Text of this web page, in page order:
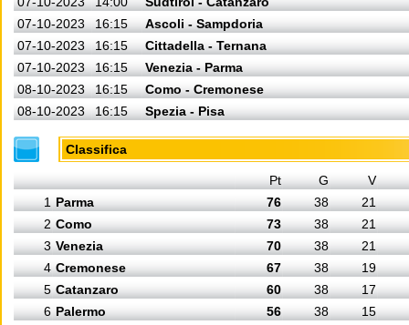
07-10-2023
16:15
Ascoli - Sampdoria
07-10-2023
16:15
Cittadella - Ternana
07-10-2023
16:15
Venezia - Parma
08-10-2023
16:15
Como - Cremonese
08-10-2023
16:15 Spezia - Pisa
Classifica
Pt G
V
1 Parma 76 38
21
2 Como 73 38
21
3 Venezia 70 38
21
4 Cremonese 67 38
19
5 Catanzaro 60 38
17
6 Palermo 56 38
15